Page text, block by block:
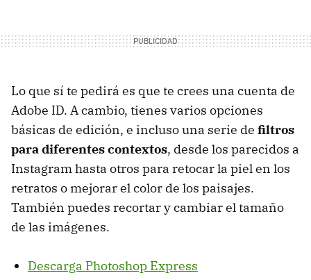
Lo que sí te pedirá es que te crees una cuenta de
Adobe ID. A cambio, tienes varios opciones
básicas de edición, e incluso una serie de filtros
para diferentes contextos, desde los parecidos a
Instagram hasta otros para retocar la piel en los
retratos o mejorar el color de los paisajes.
También puedes recortar y cambiar el tamaño
de las imágenes.
Descarga Photoshop Express